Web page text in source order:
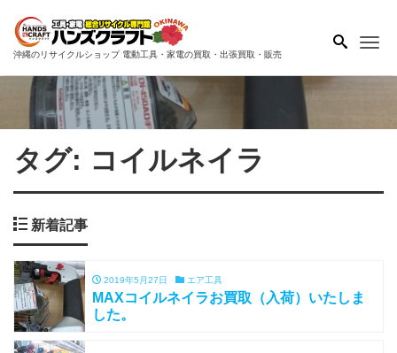
沖縄のリサイクルショップ 電動工具・家電の買取・出張買取・販売
タグ: コイルネイラ
新着記事
2019年5月27日 エア工具
MAXコイルネイラお買取（入荷）いたしま
した。